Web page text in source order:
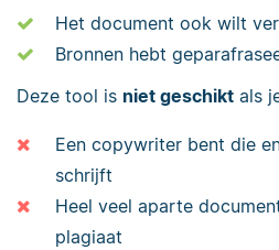
Het document ook wilt
Bronnen hebt
Deze tool is niet geschikt als
Een copywriter bent die
schrijft
Heel veel aparte
plagiaat